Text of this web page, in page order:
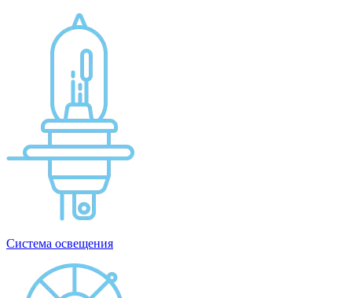
Система освещения